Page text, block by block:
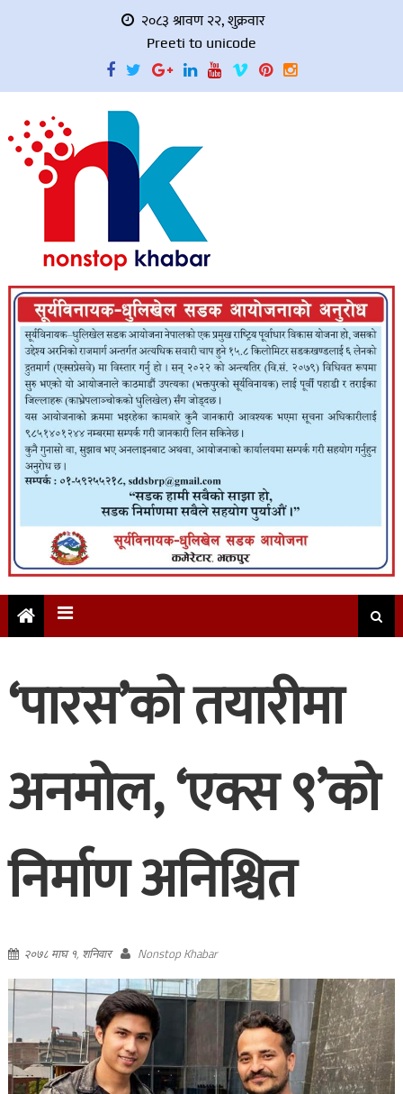
२०८३ श्रावण २२, शुक्रवार
Preeti to unicode
‘पारस’को तयारीमा
अनमोल, ‘एक्स ९’को
निर्माण अनिश्चित
२०७८ माघ १, शनिवार Nonstop Khabar